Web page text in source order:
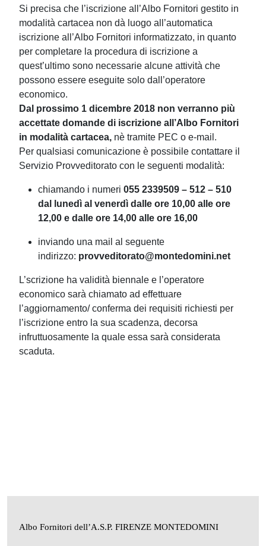
Si precisa che l’iscrizione all’Albo Fornitori gestito in
modalità cartacea non dà luogo all’automatica
iscrizione all’Albo Fornitori informatizzato, in quanto
per completare la procedura di iscrizione a
quest’ultimo sono necessarie alcune attività che
possono essere eseguite solo dall’operatore
economico.
Dal prossimo 1 dicembre 2018 non verranno più
accettate domande di iscrizione all’Albo Fornitori
in modalità cartacea, nè tramite PEC o e-mail.
Per qualsiasi comunicazione è possibile contattare il
Servizio Provveditorato con le seguenti modalità:
chiamando i numeri 055 2339509 – 512 – 510
dal lunedì al venerdì dalle ore 10,00 alle ore
12,00 e dalle ore 14,00 alle ore 16,00
inviando una mail al seguente
indirizzo: provveditorato@montedomini.net
L’scrizione ha validità biennale e l’operatore
economico sarà chiamato ad effettuare
l’aggiornamento/ conferma dei requisiti richiesti per
l’iscrizione entro la sua scadenza, decorsa
infruttuosamente la quale essa sarà considerata
scaduta.
Albo Fornitori dell’A.S.P. FIRENZE MONTEDOMINI